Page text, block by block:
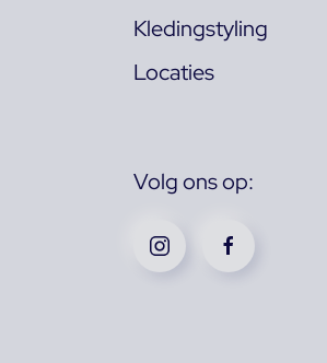
Kledingstyling
Locaties
Volg ons op: